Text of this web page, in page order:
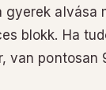
gyerek alvása
blokk. Ha
van pontosan